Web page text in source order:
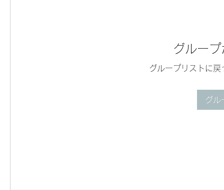
グルー
グループリストに
グル